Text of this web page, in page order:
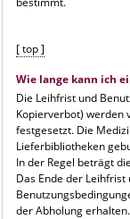
[ top ]
Wie lange kann ich
Die Leihfrist und
Kopierverbot) werden
festgesetzt. Die
Lieferbibliotheken
In der Regel beträgt
Das Ende der
der Abholung erhalten.